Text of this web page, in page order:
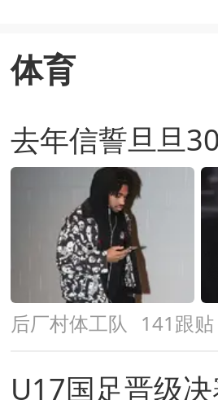
体育
去年信誓旦旦
后厂村体工队 141跟贴
U17国足晋级